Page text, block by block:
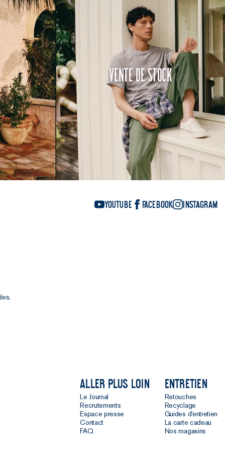
Vente de Stock
YouTube Facebook Instagram
Aller plus loin
Le Journal
Recrutements
Espace presse
Contact
FAQ
Entretien
Retouches
Recyclage
Guides d'entretien
La carte cadeau
Nos magasins